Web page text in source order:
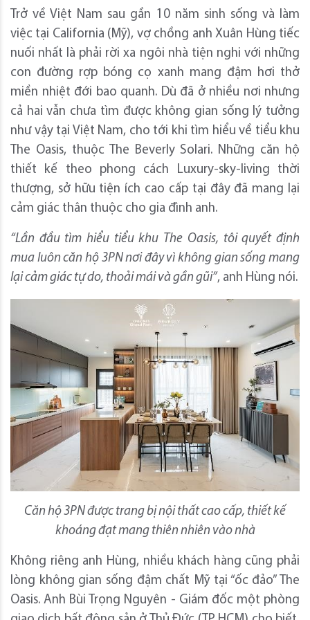
Trở về Việt Nam sau gần 10 năm sinh sống và làm
việc tại California (Mỹ), vợ chồng anh Xuân Hùng tiếc
nuối nhất là phải rời xa ngôi nhà tiện nghi với những
con đường rợp bóng cọ xanh mang đậm hơi thở
miền nhiệt đới bao quanh. Dù đã ở nhiều nơi nhưng
cả hai vẫn chưa tìm được không gian sống lý tưởng
như vậy tại Việt Nam, cho tới khi tìm hiểu về tiểu khu
The Oasis, thuộc The Beverly Solari. Những căn hộ
thiết kế theo phong cách Luxury-sky-living thời
thượng, sở hữu tiện ích cao cấp tại đây đã mang lại
cảm giác thân thuộc cho gia đình anh.
“Lần đầu tìm hiểu tiểu khu The Oasis, tôi quyết định
mua luôn căn hộ 3PN nơi đây vì không gian sống mang
lại cảm giác tự do, thoải mái và gần gũi”, anh Hùng nói.
Căn hộ 3PN được trang bị nội thất cao cấp, thiết kế
khoáng đạt mang thiên nhiên vào nhà
Không riêng anh Hùng, nhiều khách hàng cũng phải
lòng không gian sống đậm chất Mỹ tại “ốc đảo” The
Oasis. Anh Bùi Trọng Nguyên - Giám đốc một phòng